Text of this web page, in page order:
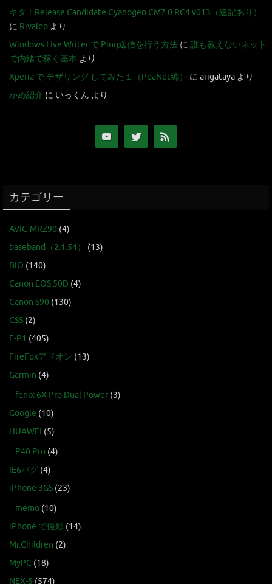
キタ！Release Candidate Cyanogen CM7.0 RC4 v013（追記あり）
に Rivaldo より
Windows Live Writer で Ping送信を行う方法 に 誰も教えないネット
で内緒で稼ぐ基本 より
Xperia で テザリング してみた１（PdaNet編）
に arigataya より
かめ紹介 に いっくん より
カテゴリー
AVIC-MRZ90 (4)
baseband（2.1.54）
(13)
BIO (140)
Canon EOS 50D (4)
Canon S90 (130)
CSS (2)
E-P1 (405)
FireFoxアドオン (13)
Garmin (4)
fenix 6X Pro Dual Power (3)
Google (10)
HUAWEI (5)
P40 Pro (4)
IE6バグ (4)
iPhone 3GS (23)
memo (10)
iPhone で撮影 (14)
Mr.Children (2)
MyPC (18)
NEX-5 (574)